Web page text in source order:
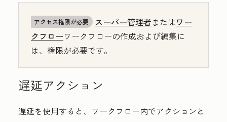
アクセス権限が必要 スーパー管理者 またはワー
クフローワークフローの作成および編集に
は、権限が必要です。
遅延アクション
遅延を使用すると、ワークフロー内でアクションと